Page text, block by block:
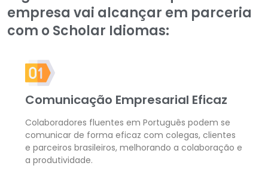
empresa vai alcançar em parceria
com o Scholar Idiomas:
Comunicação Empresarial Eficaz
Colaboradores fluentes em Português podem se
comunicar de forma eficaz com colegas, clientes
e parceiros brasileiros, melhorando a colaboração e
a produtividade.